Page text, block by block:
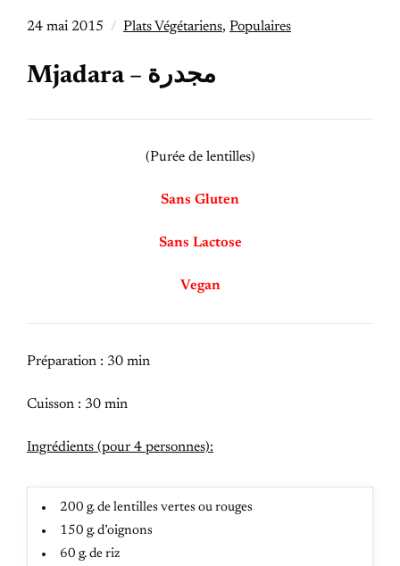
24 mai 2015 Plats Végétariens, Populaires
Mjadara – مجدرة
(Purée de lentilles)
Sans Gluten
Sans Lactose
Vegan
Préparation : 30 min
Cuisson : 30 min
Ingrédients (pour 4 personnes):
200 g. de lentilles vertes ou rouges
150 g. d’oignons
60 g. de riz